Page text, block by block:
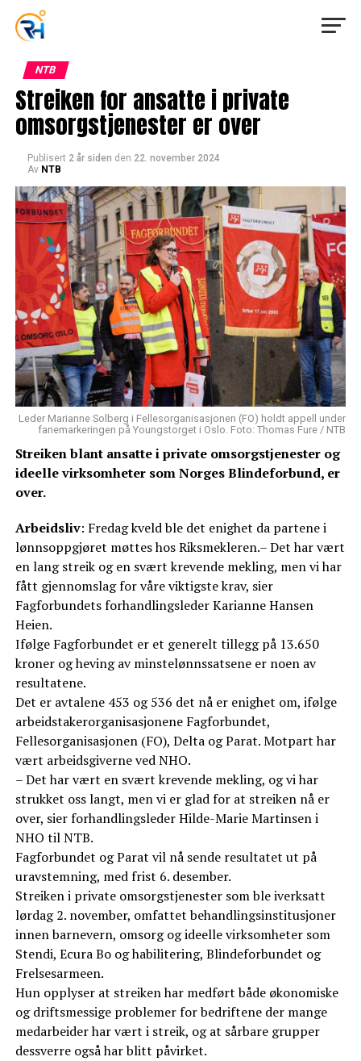
NTB
Streiken for ansatte i private
omsorgstjenester er over
Publisert 2 år siden den 22. november 2024
Av NTB
Leder Marianne Solberg i Fellesorganisasjonen (FO) holdt appell under
fanemarkeringen på Youngstorget i Oslo. Foto: Thomas Fure / NTB
Streiken blant ansatte i private omsorgstjenester og
ideelle virksomheter som Norges Blindeforbund, er
over.
Arbeidsliv: Fredag kveld ble det enighet da partene i
lønnsoppgjøret møttes hos Riksmekleren.– Det har vært
en lang streik og en svært krevende mekling, men vi har
fått gjennomslag for våre viktigste krav, sier
Fagforbundets forhandlingsleder Karianne Hansen
Heien.
Ifølge Fagforbundet er et generelt tillegg på 13.650
kroner og heving av minstelønnssatsene er noen av
resultatene.
Det er avtalene 453 og 536 det nå er enighet om, ifølge
arbeidstakerorganisasjonene Fagforbundet,
Fellesorganisasjonen (FO), Delta og Parat. Motpart har
vært arbeidsgiverne ved NHO.
– Det har vært en svært krevende mekling, og vi har
strukket oss langt, men vi er glad for at streiken nå er
over, sier forhandlingsleder Hilde-Marie Martinsen i
NHO til NTB.
Fagforbundet og Parat vil nå sende resultatet ut på
uravstemning, med frist 6. desember.
Streiken i private omsorgstjenester som ble iverksatt
lørdag 2. november, omfattet behandlingsinstitusjoner
innen barnevern, omsorg og ideelle virksomheter som
Stendi, Ecura Bo og habilitering, Blindeforbundet og
Frelsesarmeen.
Hun opplyser at streiken har medført både økonomiske
og driftsmessige problemer for bedriftene der mange
medarbeider har vært i streik, og at sårbare grupper
dessverre også har blitt påvirket.